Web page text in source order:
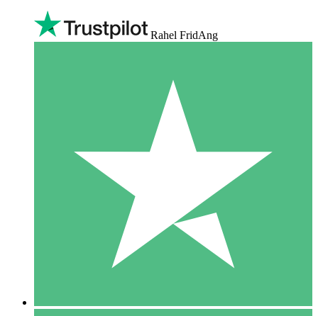
Rahel FridAng